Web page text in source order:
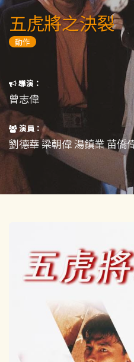
動畫
寫實紀錄
歌舞
短片
五虎將之決裂
動作
導演：
曾志偉
演員：
劉德華 梁朝偉 湯鎮業 苗僑